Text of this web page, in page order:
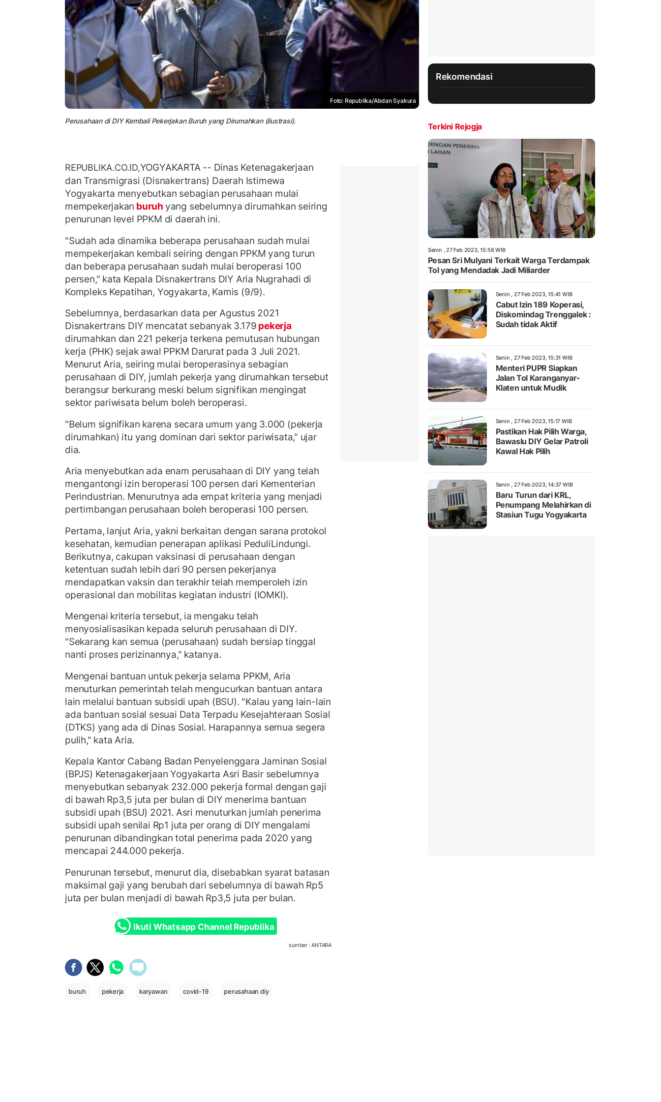
Foto: Republika/Abdan Syakura
Perusahaan di DIY Kembali Pekerjakan Buruh yang Dirumahkan (ilustrasi).
REPUBLIKA.CO.ID,YOGYAKARTA -- Dinas Ketenagakerjaan
dan Transmigrasi (Disnakertrans) Daerah Istimewa
Yogyakarta menyebutkan sebagian perusahaan mulai
mempekerjakan buruh yang sebelumnya dirumahkan seiring
penurunan level PPKM di daerah ini.
"Sudah ada dinamika beberapa perusahaan sudah mulai
mempekerjakan kembali seiring dengan PPKM yang turun
dan beberapa perusahaan sudah mulai beroperasi 100
persen," kata Kepala Disnakertrans DIY Aria Nugrahadi di
Kompleks Kepatihan, Yogyakarta, Kamis (9/9).
Sebelumnya, berdasarkan data per Agustus 2021
Disnakertrans DIY mencatat sebanyak 3.179 pekerja
dirumahkan dan 221 pekerja terkena pemutusan hubungan
kerja (PHK) sejak awal PPKM Darurat pada 3 Juli 2021.
Menurut Aria, seiring mulai beroperasinya sebagian
perusahaan di DIY, jumlah pekerja yang dirumahkan tersebut
berangsur berkurang meski belum signifikan mengingat
sektor pariwisata belum boleh beroperasi.
"Belum signifikan karena secara umum yang 3.000 (pekerja
dirumahkan) itu yang dominan dari sektor pariwisata," ujar
dia.
Aria menyebutkan ada enam perusahaan di DIY yang telah
mengantongi izin beroperasi 100 persen dari Kementerian
Perindustrian. Menurutnya ada empat kriteria yang menjadi
pertimbangan perusahaan boleh beroperasi 100 persen.
Pertama, lanjut Aria, yakni berkaitan dengan sarana protokol
kesehatan, kemudian penerapan aplikasi PeduliLindungi.
Berikutnya, cakupan vaksinasi di perusahaan dengan
ketentuan sudah lebih dari 90 persen pekerjanya
mendapatkan vaksin dan terakhir telah memperoleh izin
operasional dan mobilitas kegiatan industri (IOMKI).
Mengenai kriteria tersebut, ia mengaku telah
menyosialisasikan kepada seluruh perusahaan di DIY.
"Sekarang kan semua (perusahaan) sudah bersiap tinggal
nanti proses perizinannya," katanya.
Mengenai bantuan untuk pekerja selama PPKM, Aria
menuturkan pemerintah telah mengucurkan bantuan antara
lain melalui bantuan subsidi upah (BSU). "Kalau yang lain-lain
ada bantuan sosial sesuai Data Terpadu Kesejahteraan Sosial
(DTKS) yang ada di Dinas Sosial. Harapannya semua segera
pulih," kata Aria.
Kepala Kantor Cabang Badan Penyelenggara Jaminan Sosial
(BPJS) Ketenagakerjaan Yogyakarta Asri Basir sebelumnya
menyebutkan sebanyak 232.000 pekerja formal dengan gaji
di bawah Rp3,5 juta per bulan di DIY menerima bantuan
subsidi upah (BSU) 2021. Asri menuturkan jumlah penerima
subsidi upah senilai Rp1 juta per orang di DIY mengalami
penurunan dibandingkan total penerima pada 2020 yang
mencapai 244.000 pekerja.
Penurunan tersebut, menurut dia, disebabkan syarat batasan
maksimal gaji yang berubah dari sebelumnya di bawah Rp5
juta per bulan menjadi di bawah Rp3,5 juta per bulan.
Ikuti Whatsapp Channel Republika
sumber : ANTARA
buruh pekerja karyawan covid-19 perusahaan diy
Rekomendasi
Terkini Rejogja
Senin , 27 Feb 2023, 15:58 WIB
Pesan Sri Mulyani Terkait Warga Terdampak
Tol yang Mendadak Jadi Miliarder
Senin , 27 Feb 2023, 15:41 WIB
Cabut Izin 189 Koperasi,
Diskomindag Trenggalek :
Sudah tidak Aktif
Senin , 27 Feb 2023, 15:31 WIB
Menteri PUPR Siapkan
Jalan Tol Karanganyar-
Klaten untuk Mudik
Senin , 27 Feb 2023, 15:17 WIB
Pastikan Hak Pilih Warga,
Bawaslu DIY Gelar Patroli
Kawal Hak Pilih
Senin , 27 Feb 2023, 14:37 WIB
Baru Turun dari KRL,
Penumpang Melahirkan di
Stasiun Tugu Yogyakarta